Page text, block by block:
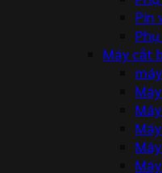
Pin
Máy cắt